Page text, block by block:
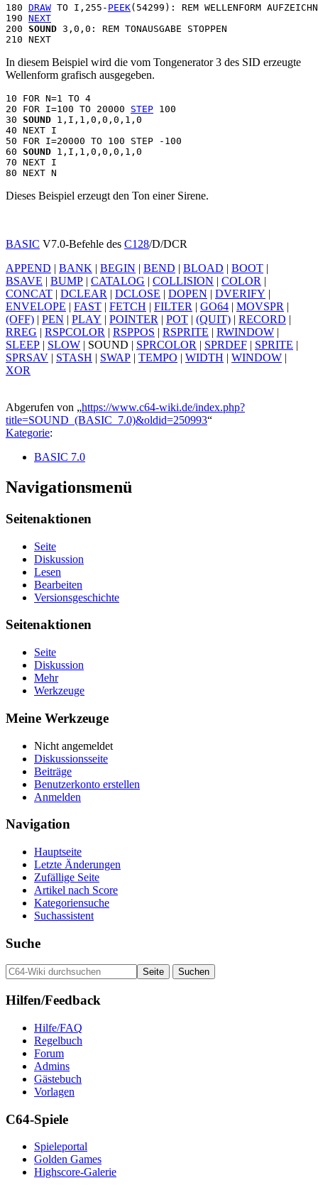
180 DRAW TO I,255- PEEK(54299): REM WELLENFORM
190 NEXT
200 SOUND 3,0,0: REM TONAUSGABE STOPPEN
In diesem Beispiel wird die vom Tongenerator 3 des SID erzeugte
Wellenform grafisch ausgegeben.
10 FOR N=1 TO 4
20 FOR I=100 TO 20000 STEP 100
30 SOUND 1,I,1,0,0,0,1,0
40 NEXT I
50 FOR I=20000 TO 100 STEP -100
60 SOUND 1,I,1,0,0,0,1,0
70 NEXT I
Dieses Beispiel erzeugt den Ton einer Sirene.
BASIC V7.0-Befehle des C128/D/DCR
APPEND | BANK | BEGIN | BEND | BLOAD | BOOT |
BSAVE | BUMP | CATALOG | COLLISION | COLOR |
CONCAT | DCLEAR | DCLOSE | DOPEN | DVERIFY |
ENVELOPE | FAST | FETCH | FILTER | GO64 | MOVSPR |
(OFF) | PEN | PLAY | POINTER | POT | (QUIT) | RECORD |
RREG | RSPCOLOR | RSPPOS | RSPRITE | RWINDOW |
SLEEP | SLOW | SOUND | SPRCOLOR | SPRDEF | SPRITE |
SPRSAV | STASH | SWAP | TEMPO | WIDTH | WINDOW |
XOR
Abgerufen von „https://www.c64-wiki.de/index.php?
title=SOUND_(BASIC_7.0)&oldid=250993“
Kategorie:
BASIC 7.0
Navigationsmenü
Seitenaktionen
Seite
Diskussion
Lesen
Bearbeiten
Versionsgeschichte
Seitenaktionen
Seite
Diskussion
Mehr
Werkzeuge
Meine Werkzeuge
Nicht angemeldet
Diskussionsseite
Beiträge
Benutzerkonto erstellen
Anmelden
Navigation
Hauptseite
Letzte Änderungen
Zufällige Seite
Artikel nach Score
Kategoriensuche
Suchassistent
Suche
Hilfen/Feedback
Hilfe/FAQ
Regelbuch
Forum
Admins
Gästebuch
Vorlagen
C64-Spiele
Spieleportal
Golden Games
Highscore-Galerie